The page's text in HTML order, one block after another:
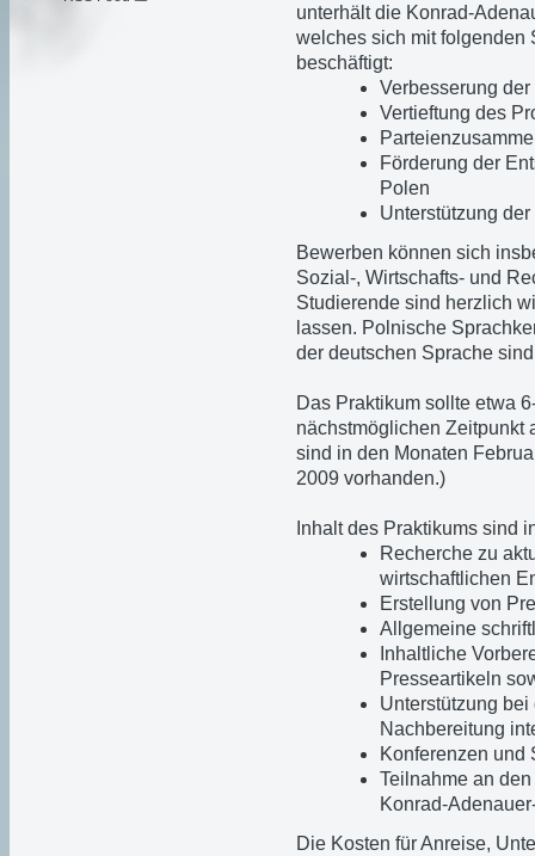
unterhält die Konrad-
welches sich mit folgenden
beschäftigt:
Verbesserung
Vertieftung des
Förderung der
Polen
Unterstützung
Bewerben können sich
Sozial-, Wirtschafts- und
Studierende sind herzlich
lassen. Polnische
der deutschen Sprache
Das Praktikum sollte etwa
nächstmöglichen Zeitpunkt
sind in den Monaten
2009 vorhanden.)
Inhalt des Praktikums sind
Recherche zu
wirtschaftlichen
Erstellung von
Allgemeine
Inhaltliche
Presseartikeln
Unterstützung
Nachbereitung
Konferenzen und
Teilnahme an
Konrad-
Die Kosten für Anreise,